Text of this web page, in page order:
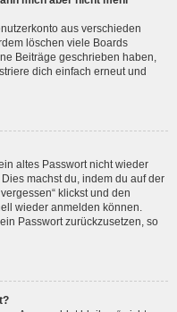
aus verschieden
löschen viele Boards
Beiträge geschrieben haben,
dich einfach erneut und
altes Passwort nicht wieder
machst du, indem du auf der
klickst und den
wieder anmelden können.
Passwort zurückzusetzen, so